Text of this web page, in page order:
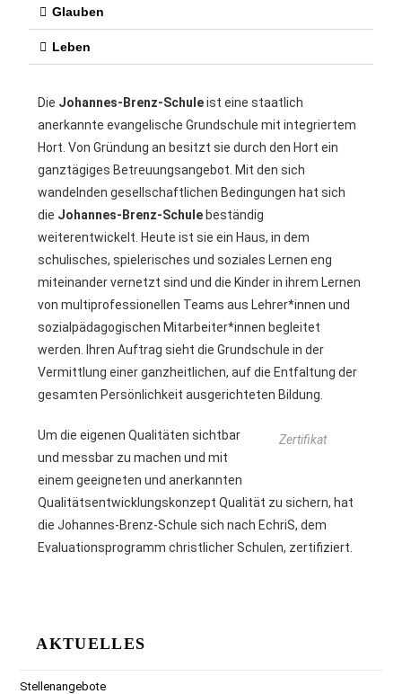
Glauben
Leben
Die Johannes-Brenz-Schuleist eine staatlich
anerkannte evangelische Grundschule mit integriertem
Hort. Von Gründung an besitzt sie durch den Hort ein
ganztägiges Betreuungsangebot. Mit den sich
wandelnden gesellschaftlichen Bedingungen hat sich
die Johannes-Brenz-Schule beständig
weiterentwickelt. Heute ist sie ein Haus, in dem
schulisches, spielerisches und soziales Lernen eng
miteinander vernetzt sind und die Kinder in ihrem Lernen
von multiprofessionellen Teams aus Lehrer*innen und
sozialpädagogischen Mitarbeiter*innen begleitet
werden. Ihren Auftrag sieht die Grundschule in der
Vermittlung einer ganzheitlichen, auf die Entfaltung der
gesamten Persönlichkeit ausgerichteten Bildung.
Zertifikat
Um die eigenen Qualitäten sichtbar
und messbar zu machen und mit
einem geeigneten und anerkannten
Qualitätsentwicklungskonzept Qualität zu sichern, hat
die Johannes-Brenz-Schule sich nach EchriS, dem
Evaluationsprogramm christlicher Schulen, zertifiziert.
AKTUELLES
Stellenangebote